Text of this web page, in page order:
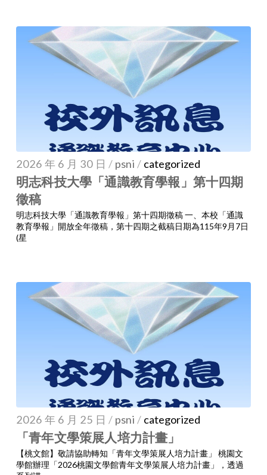
2026 年 6 月 30 日 / psni / categorized
明志科技大學「通識教育學報」第十四期
徵稿
明志科技大學「通識教育學報」第十四期徵稿 一、本校「通識
教育學報」開放全年徵稿，第十四期之截稿日期為115年9月7日
(星
2026 年 6 月 25 日 / psni / categorized
「青年文學策展人培力計畫」
【桃文館】敬請協助轉知「青年文學策展人培力計畫」 桃園文
學館辦理「2026桃園文學館青年文學策展人培力計畫」，透過